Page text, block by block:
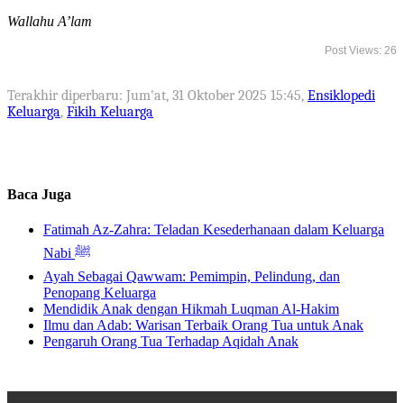
Wallahu A’lam
Post Views: 26
Terakhir diperbaru: Jum'at, 31 Oktober 2025 15:45, Ensiklopedi
Keluarga, Fikih Keluarga
Baca Juga
Fatimah Az-Zahra: Teladan Kesederhanaan dalam Keluarga
Nabi ﷺ
Ayah Sebagai Qawwam: Pemimpin, Pelindung, dan
Penopang Keluarga
Mendidik Anak dengan Hikmah Luqman Al-Hakim
Ilmu dan Adab: Warisan Terbaik Orang Tua untuk Anak
Pengaruh Orang Tua Terhadap Aqidah Anak